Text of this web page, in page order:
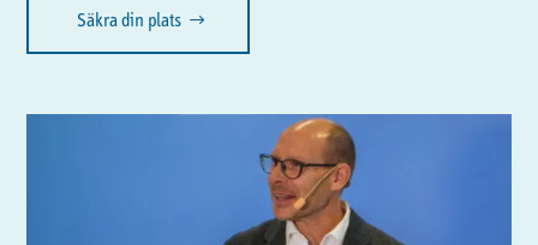
Säkra din plats